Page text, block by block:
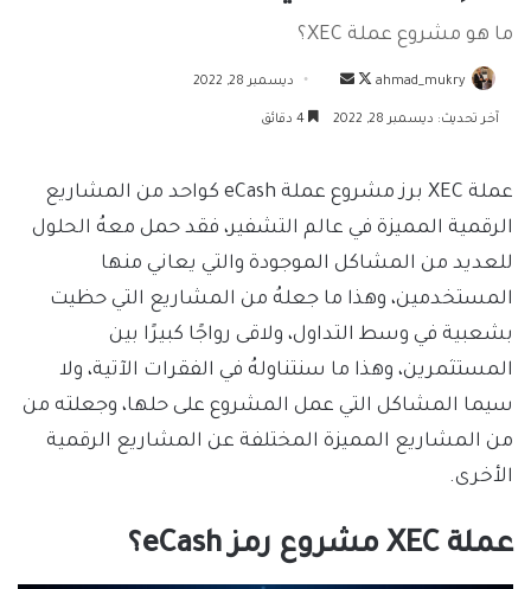
ما هو مشروع عملة XEC؟
ahmad_mukry
تابعأرسل
بريدا
ديسمبر 28, 2022
آخر تحديث: ديسمبر 28, 2022
عملة XEC برز مشروع عملة eCash كواحد من المشاريع
الرقمية المميزة في عالم التشفير، فقد حمل معهُ الحلول
للعديد من المشاكل الموجودة والتي يعاني منها
المستخدمين، وهذا ما جعلهُ من المشاريع التي حظيت
بشعبية في وسط التداول، ولاقى رواجًا كبيرًا بين
المستثمرين، وهذا ما سنتناولهُ في الفقرات الآتية، ولا
سيما المشاكل التي عمل المشروع على حلها، وجعلته من
من المشاريع المميزة المختلفة عن المشاريع الرقمية
الأخرى.
عملة XEC مشروع رمز eCash؟